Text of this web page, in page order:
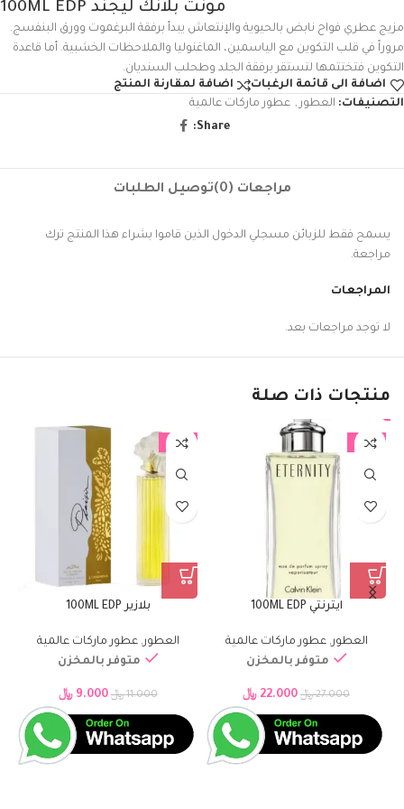
مونت بلانك ليجند 100ML EDP
مزيج عطري فواح نابض بالحيوية والإنتعاش يبدأ برفقة البرغموت وورق البنفسج.
مروراً في قلب التكوين مع الياسمين، الماغنوليا والملاحظات الخشبية. أما قاعدة
التكوين فتختتمها لتستقر برفقة الجلد وطحلب السنديان.
اضافة الى قائمة الرغبات
اضافة لمقارنة المنتج
التصنيفات: العطور , عطور ماركات عالمية
Share:
مراجعات (0) توصيل الطلبات
المراجعات
لا توجد مراجعات بعد.
يسمح فقط للزبائن مسجلي الدخول الذين قاموا بشراء هذا المنتج ترك
مراجعة.
منتجات ذات صلة
-19%
ايترنتي 100ML EDP
العطور ,عطور ماركات عالمية
متوفر بالمخزن
27.000 ﷼ 22.000 ﷼
-18%
بلازير 100ML EDP
العطور ,عطور ماركات عالمية
متوفر بالمخزن
11.000 ﷼ 9.000 ﷼